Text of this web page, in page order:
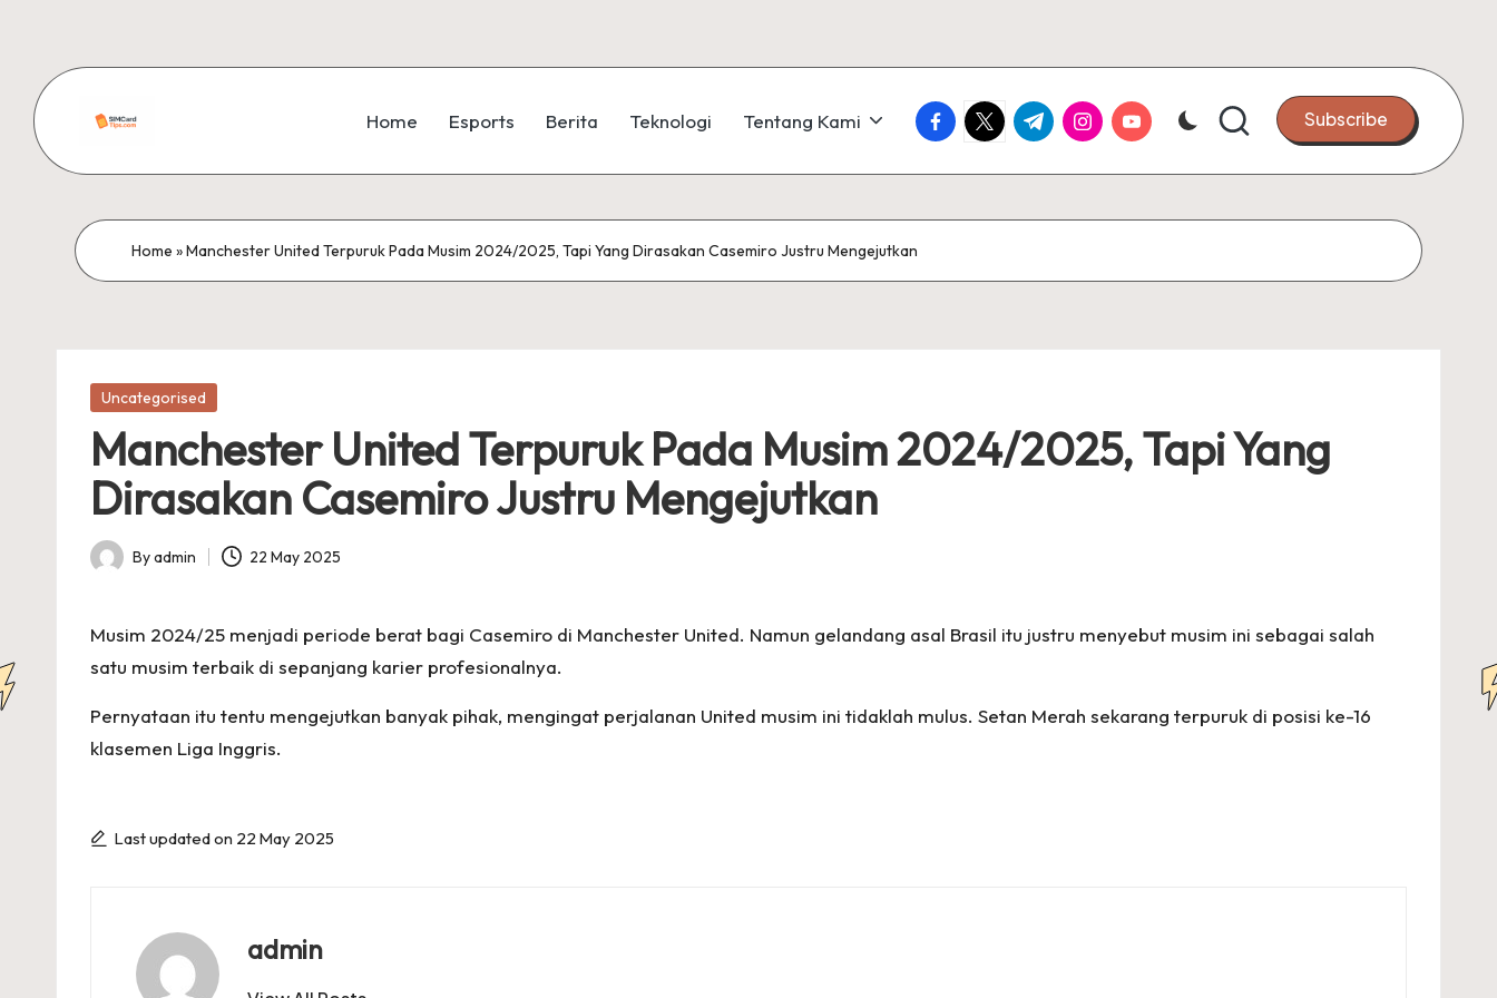
content
si
m
c
r
d
ti
p
s
Home Esports Berita Teknologi Tentang Kami facebook.com
twitter.com
t.me instagram.com
youtube.com Subscribe
Home »Manchester United Terpuruk Pada Musim 2024/2025, Tapi Yang Dirasakan Casemiro Justru Mengejutkan
Posted
Uncategorised
Manchester United Terpuruk Pada Musim 2024/2025, Tapi Yang
Dirasakan Casemiro Justru Mengejutkan
Posted
Byadmin 22 May 2025
Musim 2024/25 menjadi periode berat bagi Casemiro di Manchester United. Namun gelandang asal Brasil itu justru menyebut musim ini sebagai salah
satu musim terbaik di sepanjang karier profesionalnya.
Pernyataan itu tentu mengejutkan banyak pihak, mengingat perjalanan United musim ini tidaklah mulus. Setan Merah sekarang terpuruk di posisi ke-16
klasemen Liga Inggris.
Last updated on 22 May 2025
admin